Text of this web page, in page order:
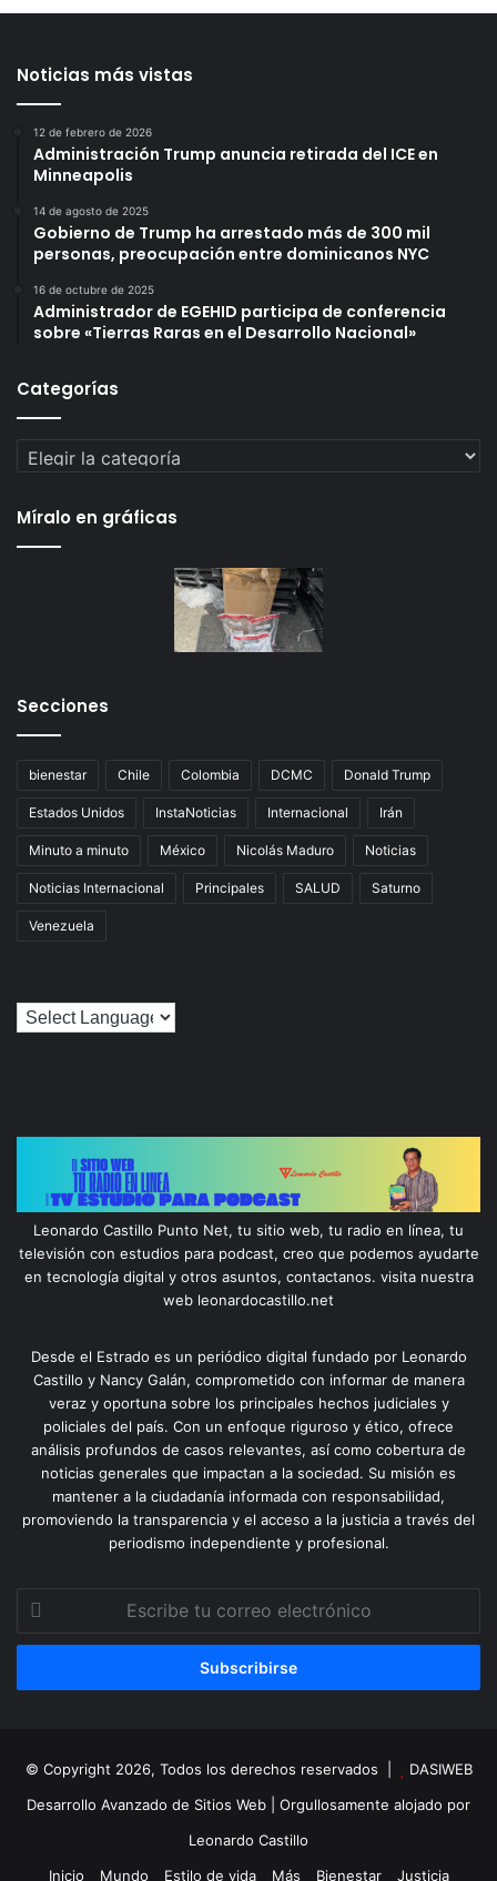
Noticias más vistas
12 de febrero de 2026
Administración Trump anuncia retirada del ICE en
Minneapolis
14 de agosto de 2025
Gobierno de Trump ha arrestado más de 300 mil
personas, preocupación entre dominicanos NYC
16 de octubre de 2025
Administrador de EGEHID participa de conferencia
sobre «Tierras Raras en el Desarrollo Nacional»
Categorías
Categorías
Míralo en gráficas
Secciones
bienestar Chile Colombia DCMC Donald Trump
Estados Unidos InstaNoticias Internacional Irán
Minuto a minuto México Nicolás Maduro Noticias
Noticias Internacional Principales SALUD Saturno
Venezuela
Leonardo Castillo Punto Net, tu sitio web, tu radio en línea, tu
televisión con estudios para podcast, creo que podemos ayudarte
en tecnología digital y otros asuntos, contactanos. visita nuestra
web leonardocastillo.net
Desde el Estrado es un periódico digital fundado por Leonardo
Castillo y Nancy Galán, comprometido con informar de manera
veraz y oportuna sobre los principales hechos judiciales y
policiales del país. Con un enfoque riguroso y ético, ofrece
análisis profundos de casos relevantes, así como cobertura de
noticias generales que impactan a la sociedad. Su misión es
mantener a la ciudadanía informada con responsabilidad,
promoviendo la transparencia y el acceso a la justicia a través del
periodismo independiente y profesional.
correo
© Copyright 2026, Todos los derechos reservados |
DASIWEB
Desarrollo Avanzado de Sitios Web | Orgullosamente alojado por
Leonardo Castillo
Inicio
Mundo Estilo de vida Más Bienestar Justicia